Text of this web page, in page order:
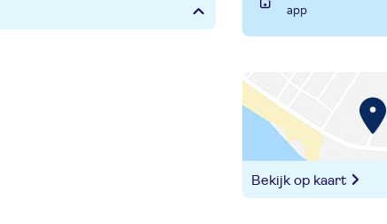
app
Bekijk op kaart